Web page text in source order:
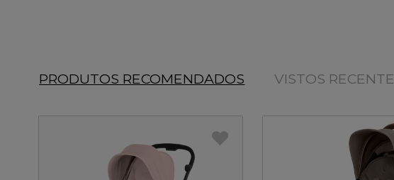
PRODUTOS RECOMENDADOS VISTOS